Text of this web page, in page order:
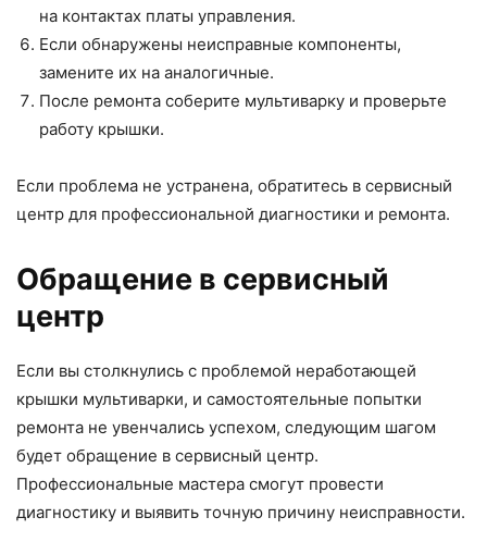
на контактах платы управления.
Если обнаружены неисправные компоненты,
замените их на аналогичные.
После ремонта соберите мультиварку и проверьте
работу крышки.
Если проблема не устранена, обратитесь в сервисный
центр для профессиональной диагностики и ремонта.
Обращение в сервисный
центр
Если вы столкнулись с проблемой неработающей
крышки мультиварки, и самостоятельные попытки
ремонта не увенчались успехом, следующим шагом
будет обращение в сервисный центр.
Профессиональные мастера смогут провести
диагностику и выявить точную причину неисправности.